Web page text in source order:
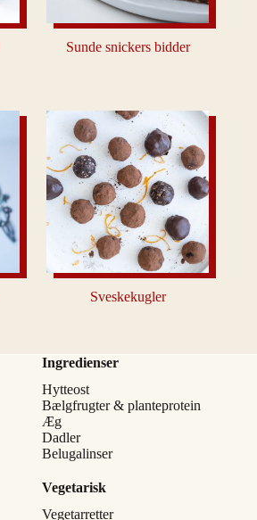
Sunde snickers bidder
Sveskekugler
Ingredienser
Hytteost
Bælgfrugter & planteprotein
Æg
Dadler
Belugalinser
Vegetarisk
Vegetarretter